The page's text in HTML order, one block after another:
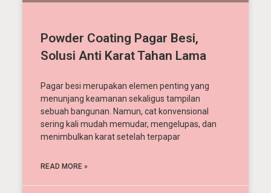
Powder Coating Pagar Besi,
Solusi Anti Karat Tahan Lama
Pagar besi merupakan elemen penting yang
menunjang keamanan sekaligus tampilan
sebuah bangunan. Namun, cat konvensional
sering kali mudah memudar, mengelupas, dan
menimbulkan karat setelah terpapar
READ MORE »